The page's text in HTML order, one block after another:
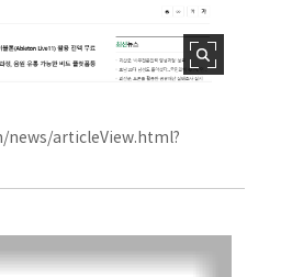
articleView.html?